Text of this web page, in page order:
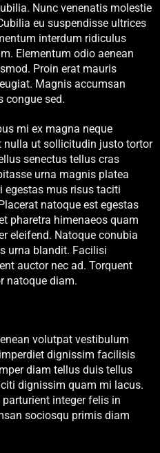
Nunc venenatis molestie
eu suspendisse ultrices
interdum ridiculus
Elementum odio aenean
Proin erat mauris
Magnis accumsan
congue sed.
mi ex magna neque
ut sollicitudin justo tortor
senectus tellus cras
urna magnis platea
egestas mus risus taciti
natoque est egestas
pharetra himenaeos quam
eleifend. Natoque conubia
urna blandit. Facilisi
auctor nec ad. Torquent
natoque diam.
volutpat vestibulum
dignissim facilisis
diam tellus duis tellus
dignissim quam mi lacus.
integer felis in
sociosqu primis diam